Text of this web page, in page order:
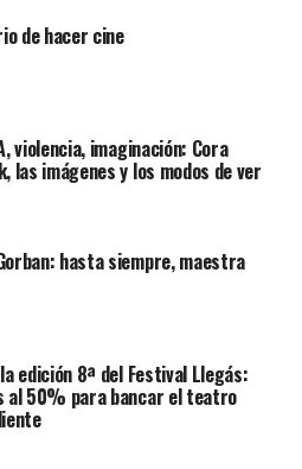
de hacer cine
violencia, imaginación: Cora
las imágenes y los modos de ver
hasta siempre, maestra
edición 8ª del Festival Llegás:
al 50% para bancar el teatro